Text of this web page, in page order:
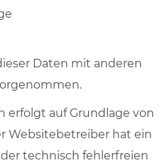
Daten mit anderen
erfolgt auf Grundlage von
Websitebetreiber hat ein
technisch fehlerfreien